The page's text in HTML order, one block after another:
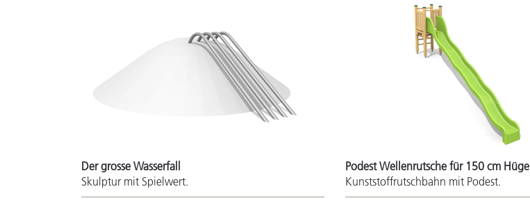
Der grosse Wasserfall
Skulptur mit Spielwert.
Podest Wellenrutsche für 150 cm Hügel
Kunststoffrutschbahn mit Podest.